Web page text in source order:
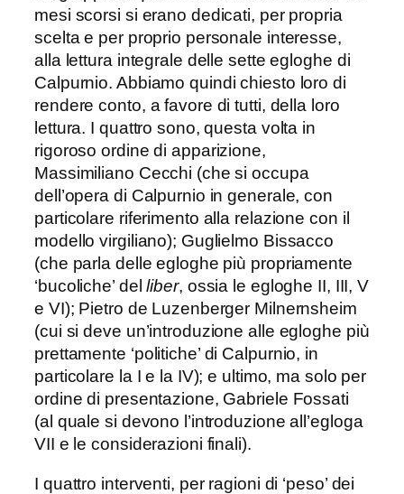
mesi scorsi si erano dedicati, per propria
scelta e per proprio personale interesse,
alla lettura integrale delle sette egloghe di
Calpurnio. Abbiamo quindi chiesto loro di
rendere conto, a favore di tutti, della loro
lettura. I quattro sono, questa volta in
rigoroso ordine di apparizione,
Massimiliano Cecchi (che si occupa
dell’opera di Calpurnio in generale, con
particolare riferimento alla relazione con il
modello virgiliano); Guglielmo Bissacco
(che parla delle egloghe più propriamente
‘bucoliche’ delliber, ossia le egloghe II, III, V
e VI); Pietro de Luzenberger Milnernsheim
(cui si deve un’introduzione alle egloghe più
prettamente ‘politiche’ di Calpurnio, in
particolare la I e la IV); e ultimo, ma solo per
ordine di presentazione, Gabriele Fossati
(al quale si devono l’introduzione all’egloga
VII e le considerazioni finali).
I quattro interventi, per ragioni di ‘peso’ dei